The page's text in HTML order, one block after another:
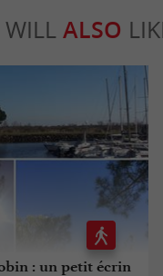
ALSO
: un petit écrin